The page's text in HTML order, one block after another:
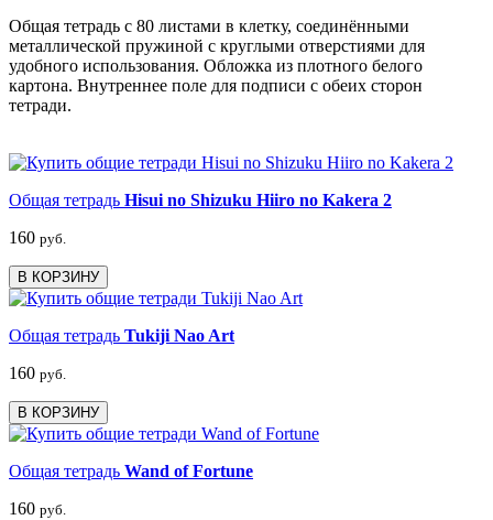
Общая тетрадь с 80 листами в клетку, соединёнными
металлической пружиной с круглыми отверстиями для
удобного использования. Обложка из плотного белого
картона. Внутреннее поле для подписи с обеих сторон
тетради.
Общая тетрадь Hisui no Shizuku Hiiro no Kakera 2
160 руб.
В КОРЗИНУ
Общая тетрадь Tukiji Nao Art
160 руб.
В КОРЗИНУ
Общая тетрадь Wand of Fortune
160 руб.